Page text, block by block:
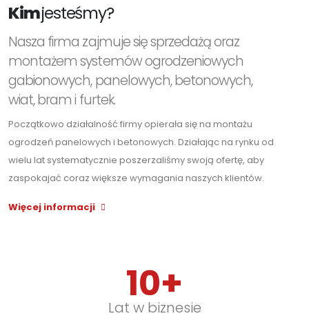
Kimjesteśmy?
Nasza firma zajmuje się sprzedażą oraz
montażem systemów ogrodzeniowych
gabionowych, panelowych, betonowych,
wiat, bram i furtek.
Początkowo działalność firmy opierała się na montażu
ogrodzeń panelowych i betonowych. Działając na rynku od
wielu lat systematycznie poszerzaliśmy swoją ofertę, aby
zaspokajać coraz większe wymagania naszych klientów.
Więcej informacji
10+
Lat w biznesie